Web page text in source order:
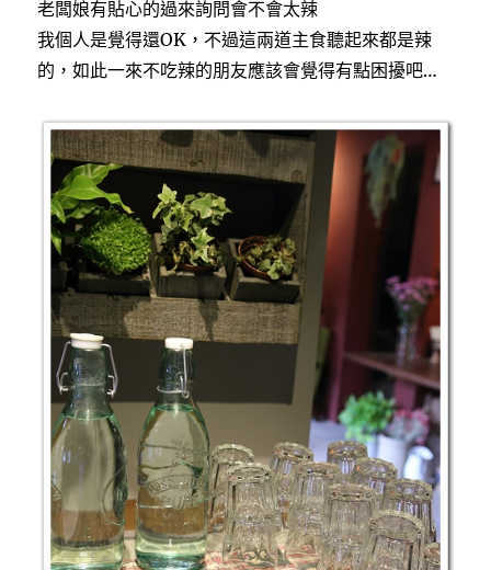
老闆娘有貼心的過來詢問會不會太辣
我個人是覺得還OK，不過這兩道主食聽起來都是辣
的，如此一來不吃辣的朋友應該會覺得有點困擾吧…